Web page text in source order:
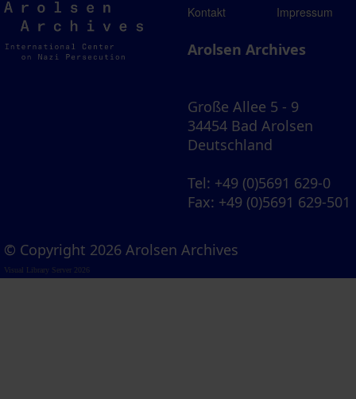
Arolsen
Archives
Kontakt Impressum
Arolsen Archives
Große Allee 5 - 9
34454 Bad Arolsen
Deutschland
Tel: +49 (0)5691 629-0
Fax: +49 (0)5691 629-501
© Copyright 2026 Arolsen Archives
Visual Library Server 2026